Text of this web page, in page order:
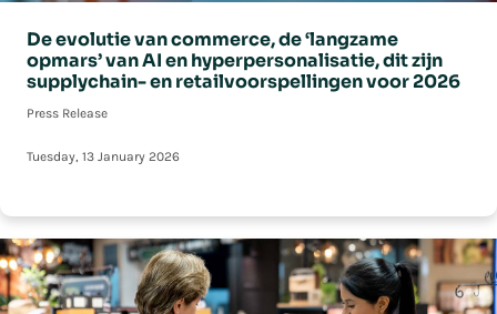
De evolutie van commerce, de ‘langzame
opmars’ van AI en hyperpersonalisatie, dit zijn
supplychain- en retailvoorspellingen voor 2026
Press Release
Tuesday, 13 January 2026